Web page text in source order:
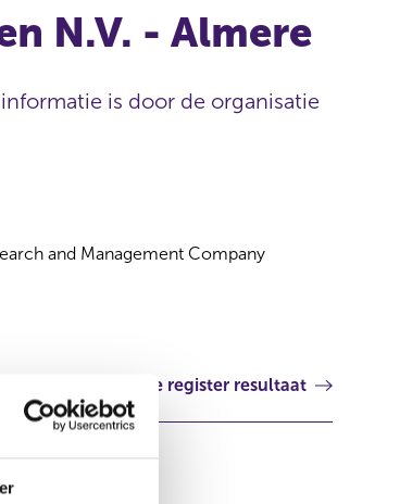
N.V. - Almere
is door de organisatie
and Management Company
Volgende register resultaat